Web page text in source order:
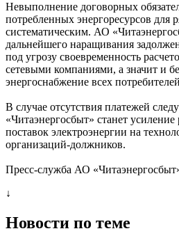
Невыполнение договорных
потребленных энергоресурсов для
систематическим. АО
дальнейшего наращивания
под угрозу своевременность
сетевыми компаниями, а значит и
энергоснабжение всех
В случае отсутствия платежей
«Читаэнергосбыт» станет
поставок электроэнергии на
организаций-должников.
Пресс-служба АО
↓
Новости по теме